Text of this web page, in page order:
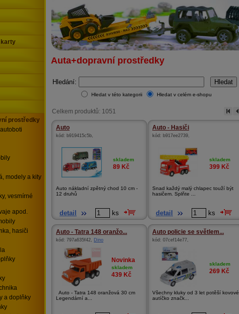
Auta+dopravní prostředky
Hledání:
Hledat v této kategorii Hledat v celém e-shopu
Celkem produktů: 1051
Auto
kód: b919415c5b,
skladem
89 Kč
Auto nákladní zpětný chod 10 cm -
12 druhů
detail ks
Auto - Hasiči
kód: b917ee2739,
skladem
399 Kč
Snad každý malý chlapec touží být
hasičem. Splňte ...
detail ks
Auto - Tatra 148 oranžo...
kód: 797a635f42, Dino
Novinka
skladem
439 Kč
Auto - Tatra 148 oranžová 30 cm
Legendární a...
Auto policie se světlem...
kód: 07cef14e77,
skladem
269 Kč
Všechny kluky od 3 let potěší kovové
autíčko značk...
karty
prostředky
modely a kity
vesmírné
apod.
hasiči
a doplňky